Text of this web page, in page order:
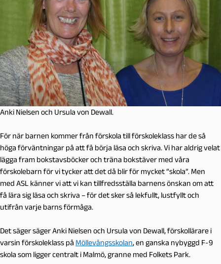
Anki Nielsen och Ursula von Dewall.
För när barnen kommer från förskola till förskoleklass har de så
höga förväntningar på att få börja läsa och skriva. Vi har aldrig velat
lägga fram bokstavsböcker och träna bokstäver med våra
förskolebarn för vi tycker att det då blir för mycket ”skola”. Men
med ASL känner vi att vi kan tillfredsställa barnens önskan om att
få lära sig läsa och skriva – för det sker så lekfullt, lustfyllt och
utifrån varje barns förmåga.
Det säger säger Anki Nielsen och Ursula von Dewall, förskollärare i
varsin förskoleklass på Möllevångsskolan, en ganska nybyggd F-9
skola som ligger centralt i Malmö, granne med Folkets Park.